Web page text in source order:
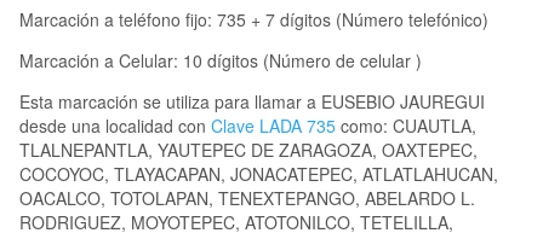
Marcación a teléfono fijo: 735 + 7 dígitos (Número telefónico)
Marcación a Celular: 10 dígitos (Número de celular )
Esta marcación se utiliza para llamar a EUSEBIO JAUREGUI
desde una localidad con Clave LADA 735 como: CUAUTLA,
TLALNEPANTLA, YAUTEPEC DE ZARAGOZA, OAXTEPEC,
COCOYOC, TLAYACAPAN, JONACATEPEC, ATLATLAHUCAN,
OACALCO, TOTOLAPAN, TENEXTEPANGO, ABELARDO L.
RODRIGUEZ, MOYOTEPEC, ATOTONILCO, TETELILLA,